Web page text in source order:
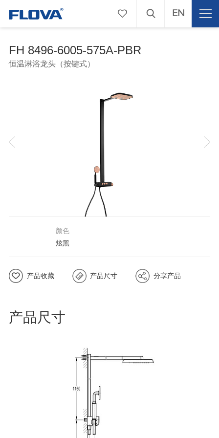
EN
FH 8496-6005-575A-PBR
恒温淋浴龙头（按键式）
颜色
炫黑
产品收藏 产品尺寸 分享产品
产品尺寸